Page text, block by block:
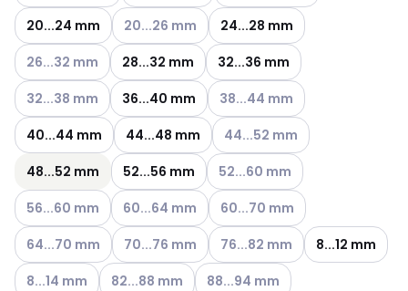
20...24 mm
Katso käytettävissä olevat vaihtoehdot
20...26 mm
24...28 mm
Katso käytettävissä olevat vaihtoehdot
26...32 mm 28...32 mm
32...36 mm
Katso käytettävissä olevat vaihtoehdot
32...38 mm 36...40 mm Katso käytettävissä olevat
38...44 mm
40...44 mm
44...48 mm Katso käytettävissä olevat
44...52 mm
48...52 mm
52...56 mm Katso käytettävissä olevat
52...60 mm
Katso käytettävissä olevat vaihtoehdot
56...60 mm Katso käytettävissä olevat vaihtoehdot
60...64 mm Katso käytettävissä olevat
60...70 mm
Katso käytettävissä olevat vaihtoehdot
64...70 mm Katso käytettävissä olevat vaihtoehdot
70...76 mm Katso käytettävissä olevat
76...82 mm
8...12 mm
Katso käytettävissä olevat vaihtoehdot
8...14 mm Katso käytettävissä olevat vaihtoehdot
82...88 mm Katso käytettävissä olevat
88...94 mm